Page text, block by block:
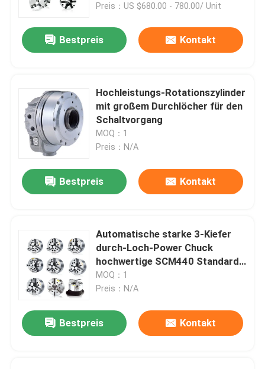
Preis：US $680.00 - 780.00/ Unit
Bestpreis Kontakt
Hochleistungs-Rotationszylinder
mit großem Durchlöcher für den
Schaltvorgang
MOQ：1
Preis：N/A
Bestpreis Kontakt
Automatische starke 3-Kiefer
durch-Loch-Power Chuck
hochwertige SCM440 Standard-
Power Chuck
MOQ：1
Preis：N/A
Bestpreis Kontakt